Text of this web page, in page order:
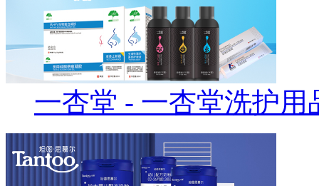
一杏堂 - 一杏堂洗护用